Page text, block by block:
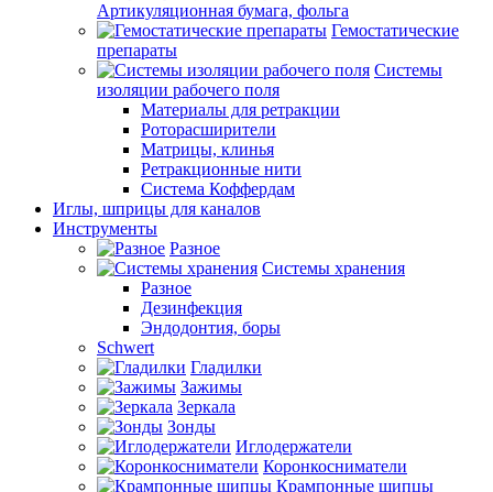
Артикуляционная бумага, фольга
Гемостатические
препараты
Системы
изоляции рабочего поля
Материалы для ретракции
Роторасширители
Матрицы, клинья
Ретракционные нити
Система Коффердам
Иглы, шприцы для каналов
Инструменты
Разное
Системы хранения
Разное
Дезинфекция
Эндодонтия, боры
Schwert
Гладилки
Зажимы
Зеркала
Зонды
Иглодержатели
Коронкосниматели
Крампонные щипцы